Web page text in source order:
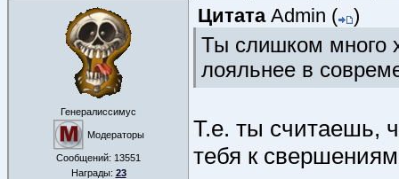
Генералиссимус
Модераторы
Сообщений: 13551
Награды: 23
Цитата Admin ( )
Ты слишком много
лояльнее в
Т.е. ты считаешь,
тебя к